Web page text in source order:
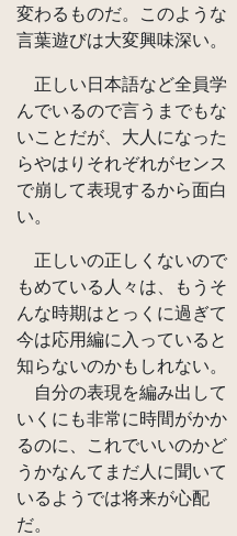
変わるものだ。このような
言葉遊びは大変興味深い。
正しい日本語など全員学
んでいるので言うまでもな
いことだが、大人になった
らやはりそれぞれがセンス
で崩して表現するから面白
い。
正しいの正しくないので
もめている人々は、もうそ
んな時期はとっくに過ぎて
今は応用編に入っていると
知らないのかもしれない。
自分の表現を編み出して
いくにも非常に時間がかか
るのに、これでいいのかど
うかなんてまだ人に聞いて
いるようでは将来が心配
だ。